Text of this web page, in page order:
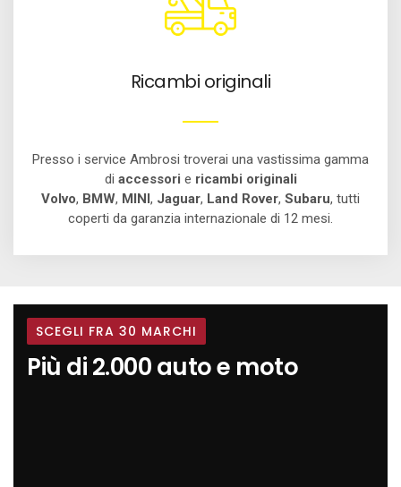
Ricambi originali
Presso i service Ambrosi troverai una vastissima gamma
di accessori e ricambi originali
Volvo, BMW, MINI, Jaguar, Land Rover, Subaru, tutti
coperti da garanzia internazionale di 12 mesi.
SCEGLI FRA 30 MARCHI
Più di 2.000 auto e moto